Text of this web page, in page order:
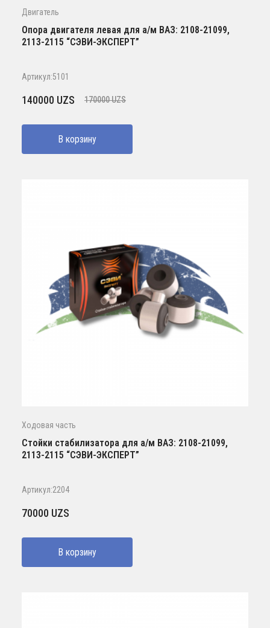
Двигатель
Опора двигателя левая для а/м ВАЗ: 2108-21099,
2113-2115 “СЭВИ-ЭКСПЕРТ”
Артикул:5101
170000UZS
Первоначальная
составляла
170000 UZS.
140000 UZS
Текущая
140000 UZS.
В корзину
Ходовая часть
Стойки стабилизатора для а/м ВАЗ: 2108-21099,
2113-2115 “СЭВИ-ЭКСПЕРТ”
Артикул:2204
70000 UZS
В корзину